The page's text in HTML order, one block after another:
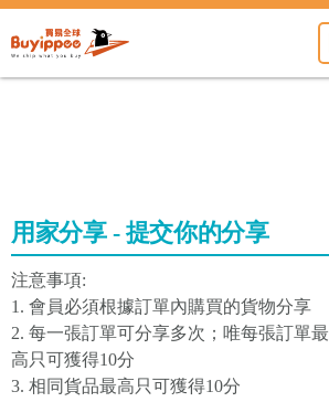
用家分享 - 提交你的分享
注意事項:
1. 會員必須根據訂單內購買的貨物分享
2. 每一張訂單可分享多次；唯每張訂單最
高只可獲得10分
3. 相同貨品最高只可獲得10分